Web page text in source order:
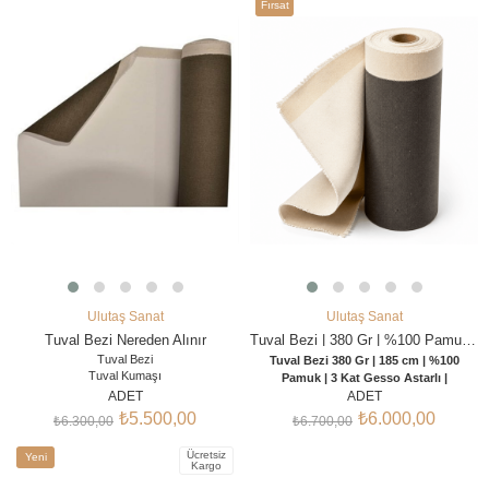
SEPETE EKLE
Ulutaş Sanat
Tuval Bezi Nereden Alınır
Tuval Bezi
Tuval Kumaşı
Astarlı Tuval Bezi
Tuval Kumaşı Fiyatları
ADET
₺5.500,00
₺6.300,00
SEPETE EKLE
Fırsat
Ulutaş Sanat
Tuval Bezi | 380 Gr | %100 Pamuk | 185 cm x 10 Metre | 3 Kat Gesso Astarlı
Tuval Bezi 380 Gr | 185 cm | %100
Pamuk | 3 Kat Gesso Astarlı |
Profesyonel Müze Kalitesi | 5 m - 10 m -
20 m
Tuval Bezi 380 Gr, profesyonel ressamlar,
ADET
₺6.000,00
₺6.700,00
Yeni
Ücretsiz
Kargo